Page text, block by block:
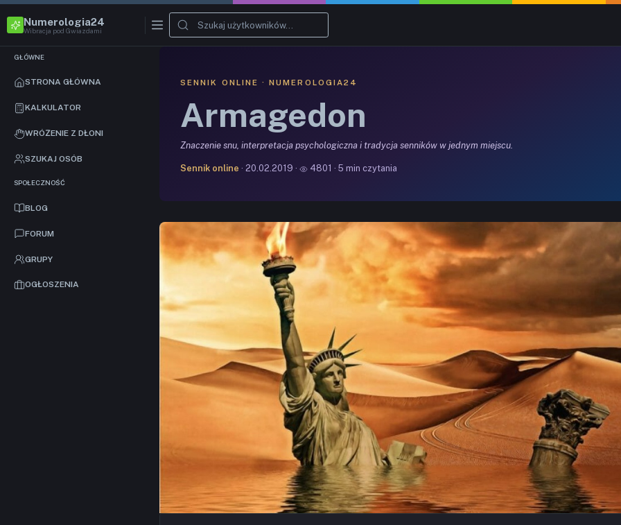
GŁÓWNE
STRONA GŁÓWNA
KALKULATOR
WRÓŻENIE Z DŁONI
SZUKAJ OSÓB
SPOŁECZNOŚĆ
BLOG
FORUM
GRUPY
OGŁOSZENIA
Numerologia24
Wibracja pod Gwiazdami
SENNIK ONLINE · NUMEROLOGIA24
Armagedon
Znaczenie snu, interpretacja psychologiczna i tradycja senników w jednym miejscu.
Sennik online · 20.02.2019 · 4801 · 5 min czytania